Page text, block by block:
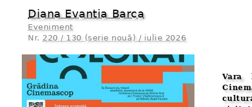
Diana Evantia Barca
Eveniment
Nr. 220 / 130 (serie nouă) / iulie 2026
Vara